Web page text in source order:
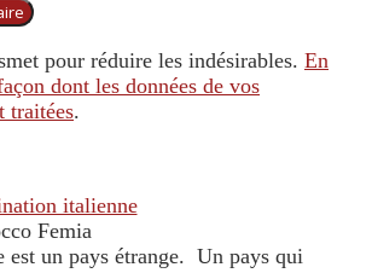
pour réduire les indésirables. En
dont les données de vos
traitées.
italienne
Femia
est un pays étrange. Un pays qui